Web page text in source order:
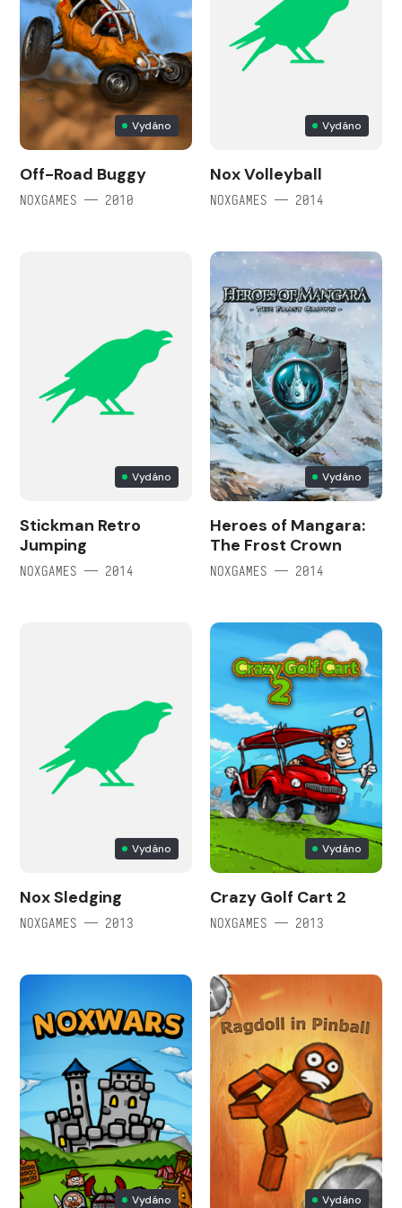
Vydáno
Off-Road Buggy
NOXGAMES — 2010
Vydáno
Nox Volleyball
NOXGAMES — 2014
Vydáno
Stickman Retro
Jumping
NOXGAMES — 2014
Vydáno
Heroes of Mangara:
The Frost Crown
NOXGAMES — 2014
Vydáno
Nox Sledging
NOXGAMES — 2013
Vydáno
Crazy Golf Cart 2
NOXGAMES — 2013
Vydáno Vydáno